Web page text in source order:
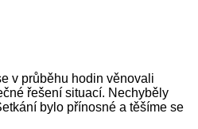
v průběhu hodin věnovali
řešení situací. Nechyběly
bylo přínosné a těšíme se